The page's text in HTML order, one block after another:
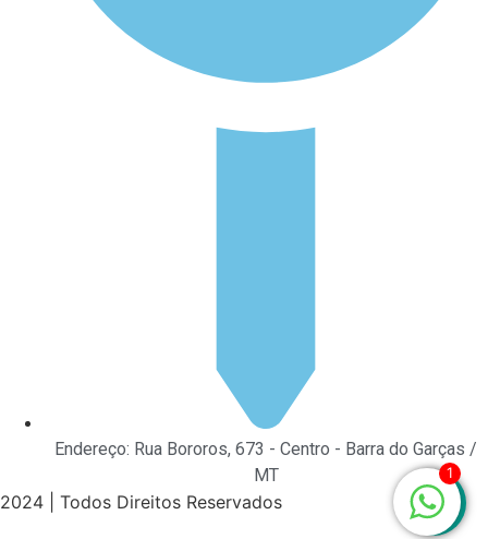
Endereço: Rua Bororos, 673 - Centro - Barra do Garças /
MT
2024 | Todos Direitos Reservados
1